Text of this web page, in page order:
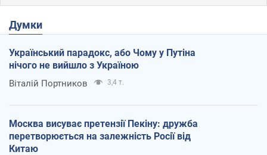
Думки
Український парадокс, або Чому у Путіна
нічого не вийшло з Україною
Віталій Портников 3,4 т.
Москва висуває претензії Пекіну: дружба
перетворюється на залежність Росії від
Китаю